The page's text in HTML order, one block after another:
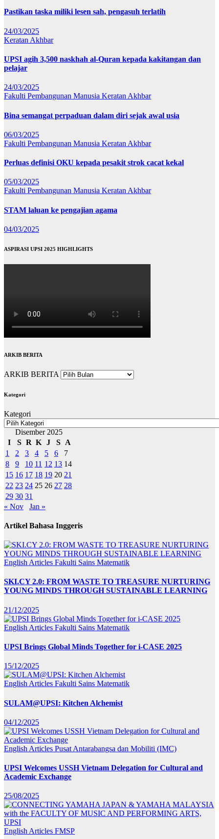
Pastikan taska miliki lesen sah, pengasuh terlatih
24/03/2025
Keratan Akhbar
UPSI agih 3,500 naskhah al-Quran kepada kakitangan dan
pelajar
24/03/2025
Fakulti Pembangunan Manusia Keratan Akhbar
Bina semangat perpaduan dalam diri sejak awal usia
06/03/2025
Fakulti Pembangunan Manusia Keratan Akhbar
Perluas definisi OKU kepada pesakit strok cacat kekal
05/03/2025
Fakulti Pembangunan Manusia Keratan Akhbar
STAM laluan ke pengajian agama
04/03/2025
ASPIRASI UPSI 2025 HIGHLIGHTS
ARKIB BERITA
ARKIB BERITA
Kategori
Kategori
Disember 2025
I
S R K J S
A
1
2 3 4 5 6
7
8
9 10 11 12 13 14
15 16 17 18 19 20 21
22 23 24 25 26 27 28
29 30 31
« Nov
Jan »
Artikel Bahasa Inggeris
English Articles Fakulti Sains Matematik
SKI.CY 2.0: FROM WASTE TO TREASURE NURTURING
YOUNG MINDS THROUGH SUSTAINABLE LEARNING
21/12/2025
English Articles Fakulti Sains Matematik
UPSI Brings Global Minds Together for i-CASE 2025
15/12/2025
English Articles Fakulti Sains Matematik
SULAM@UPSI: Kitchen Alchemist
04/12/2025
English Articles Pusat Antarabangsa dan Mobiliti (IMC)
UPSI Welcomes USSH Vietnam Delegation for Cultural and
Academic Exchange
25/08/2025
English Articles FMSP